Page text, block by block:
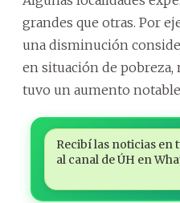
grandes que otras. Por
una disminución
en situación de pobreza,
tuvo un aumento notable
Recibí las noticias en
al canal de ÚH en